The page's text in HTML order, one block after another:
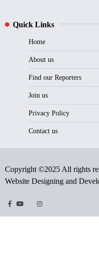
Quick Links
Home
About us
Find our Reporters
Join us
Privacy Policy
Contact us
Copyright ©2025 All rights
Website Designing and
Facebook
Youtube
TwitterInstragram